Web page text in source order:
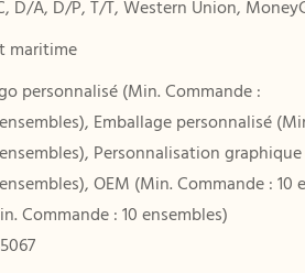
D/A, D/P, T/T, Western Union,
maritime
personnalisé (Min. Commande :
Emballage personnalisé
Personnalisation
OEM (Min. Commande : 10
Commande : 10 ensembles)